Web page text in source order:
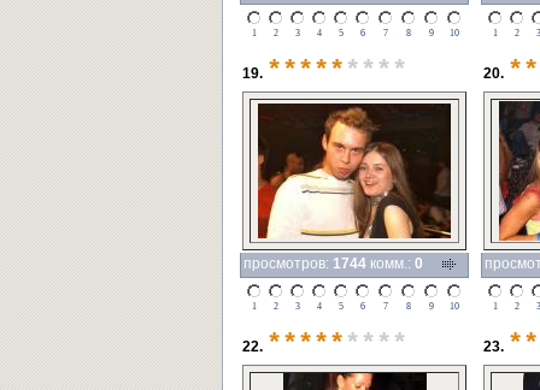
1 2 3 4 5 6 7 8 9 10 1 2 3
19. ***** ****
просмотров: 1744 комм.: 0
1 2 3 4 5 6 7 8 9 10
20.
1 2 3
22. ***** **** 23.